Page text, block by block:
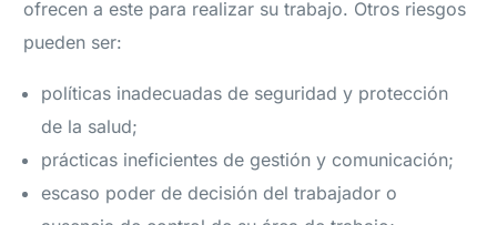
ofrecen a este para realizar su trabajo. Otros riesgos
pueden ser:
políticas inadecuadas de seguridad y protección
de la salud;
prácticas ineficientes de gestión y comunicación;
escaso poder de decisión del trabajador o